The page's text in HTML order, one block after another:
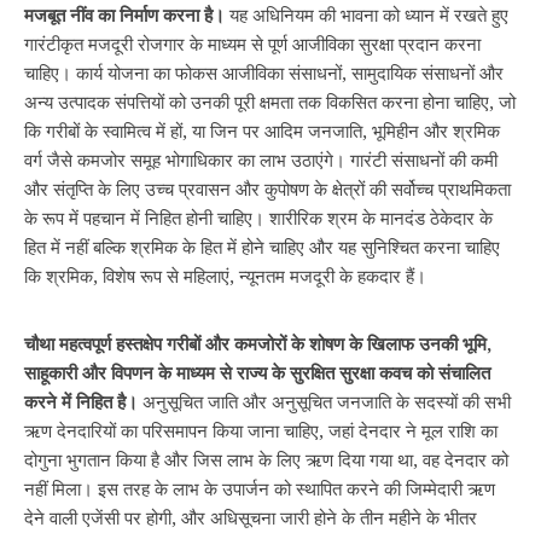
मजबूत नींव का निर्माण करना है।यह अधिनियम की भावना को ध्यान में रखते हुए
गारंटीकृत मजदूरी रोजगार के माध्यम से पूर्ण आजीविका सुरक्षा प्रदान करना
चाहिए। कार्य योजना का फोकस आजीविका संसाधनों, सामुदायिक संसाधनों और
अन्य उत्पादक संपत्तियों को उनकी पूरी क्षमता तक विकसित करना होना चाहिए, जो
कि गरीबों के स्वामित्व में हों, या जिन पर आदिम जनजाति, भूमिहीन और श्रमिक
वर्ग जैसे कमजोर समूह भोगाधिकार का लाभ उठाएंगे। गारंटी संसाधनों की कमी
और संतृप्ति के लिए उच्च प्रवासन और कुपोषण के क्षेत्रों की सर्वोच्च प्राथमिकता
के रूप में पहचान में निहित होनी चाहिए। शारीरिक श्रम के मानदंड ठेकेदार के
हित में नहीं बल्कि श्रमिक के हित में होने चाहिए और यह सुनिश्चित करना चाहिए
कि श्रमिक, विशेष रूप से महिलाएं, न्यूनतम मजदूरी के हकदार हैं।
चौथा महत्वपूर्ण हस्तक्षेप गरीबों और कमजोरों के शोषण के खिलाफ उनकी भूमि,
साहूकारी और विपणन के माध्यम से राज्य के सुरक्षित सुरक्षा कवच को संचालित
करने में निहित है। अनुसूचित जाति और अनुसूचित जनजाति के सदस्यों की सभी
ऋण देनदारियों का परिसमापन किया जाना चाहिए, जहां देनदार ने मूल राशि का
दोगुना भुगतान किया है और जिस लाभ के लिए ऋण दिया गया था, वह देनदार को
नहीं मिला। इस तरह के लाभ के उपार्जन को स्थापित करने की जिम्मेदारी ऋण
देने वाली एजेंसी पर होगी, और अधिसूचना जारी होने के तीन महीने के भीतर